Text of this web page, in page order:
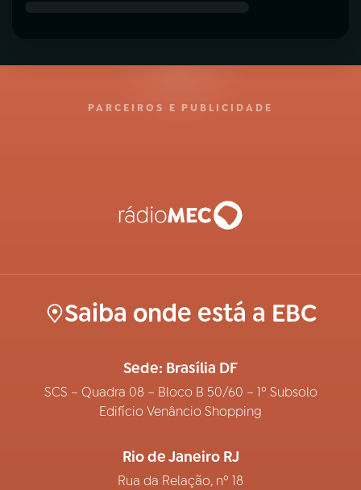
PARCEIROS E PUBLICIDADE
Saiba onde está a EBC
Sede: Brasília DF
SCS – Quadra 08 – Bloco B 50/60 – 1º Subsolo
Edifício Venâncio Shopping
Rio de Janeiro RJ
Rua da Relação, nº 18